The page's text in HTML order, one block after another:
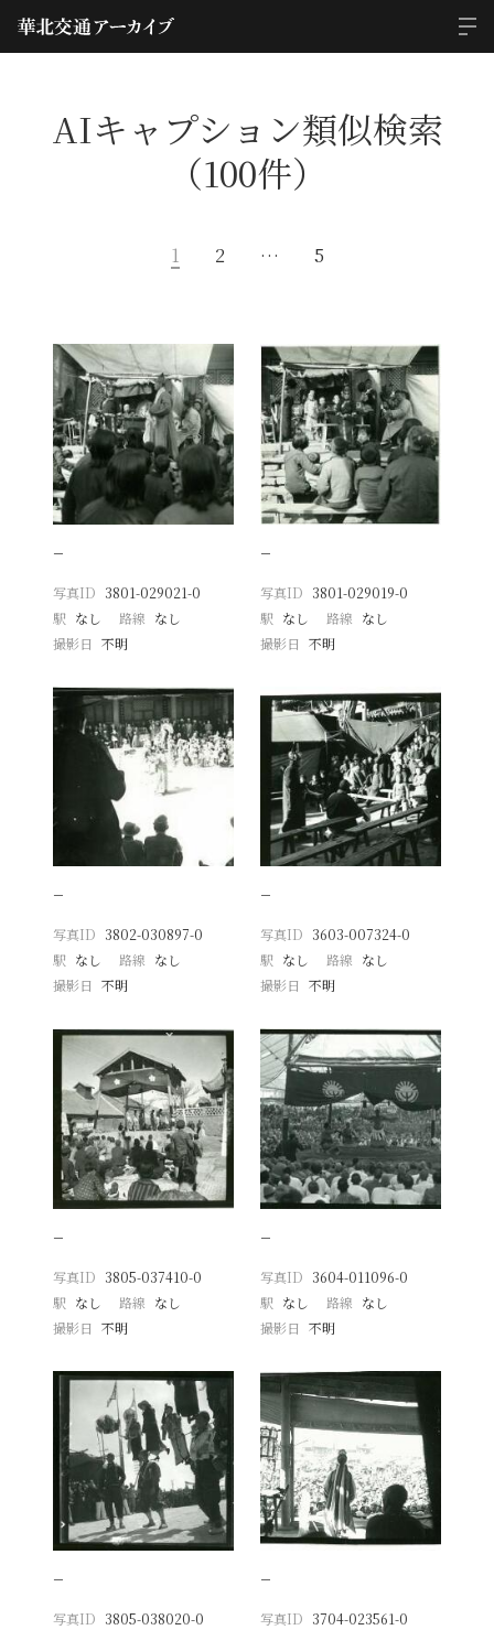
AIキャプション類似検索
（100件）
1 2 … 5
−
写真ID 3801-029021-0
駅 なし 路線 なし
撮影日
不明
−
写真ID 3801-029019-0
駅 なし 路線 なし
撮影日 不明
−
写真ID 3802-030897-0
駅 なし 路線 なし
撮影日
不明
−
写真ID 3603-007324-0
駅 なし 路線 なし
撮影日 不明
−
写真ID 3805-037410-0
駅 なし 路線 なし
撮影日
不明
−
写真ID 3604-011096-0
駅 なし 路線 なし
撮影日 不明
−
写真ID 3805-038020-0
−
写真ID 3704-023561-0